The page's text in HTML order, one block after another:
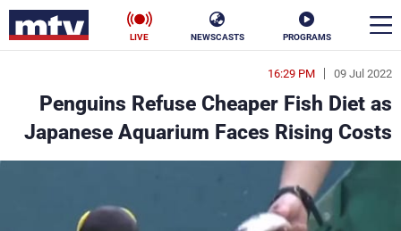
PROGRAMS
NEWSCASTS
LIVE
09 Jul 2022
16:29 PM
Penguins Refuse Cheaper Fish Diet as
Japanese Aquarium Faces Rising Costs
en
الأخبار
سياسة ناس